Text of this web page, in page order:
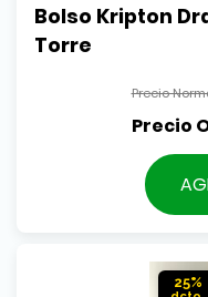
Bolso Kripton
Torre
25%